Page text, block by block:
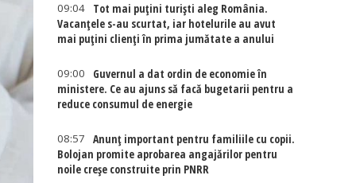
09:04
Tot mai puțini turiști aleg România.
Vacanțele s-au scurtat, iar hotelurile au avut
mai puțini clienți în prima jumătate a anului
09:00
Guvernul a dat ordin de economie în
ministere. Ce au ajuns să facă bugetarii pentru a
reduce consumul de energie
08:57
Anunț important pentru familiile cu copii.
Bolojan promite aprobarea angajărilor pentru
noile creșe construite prin PNRR